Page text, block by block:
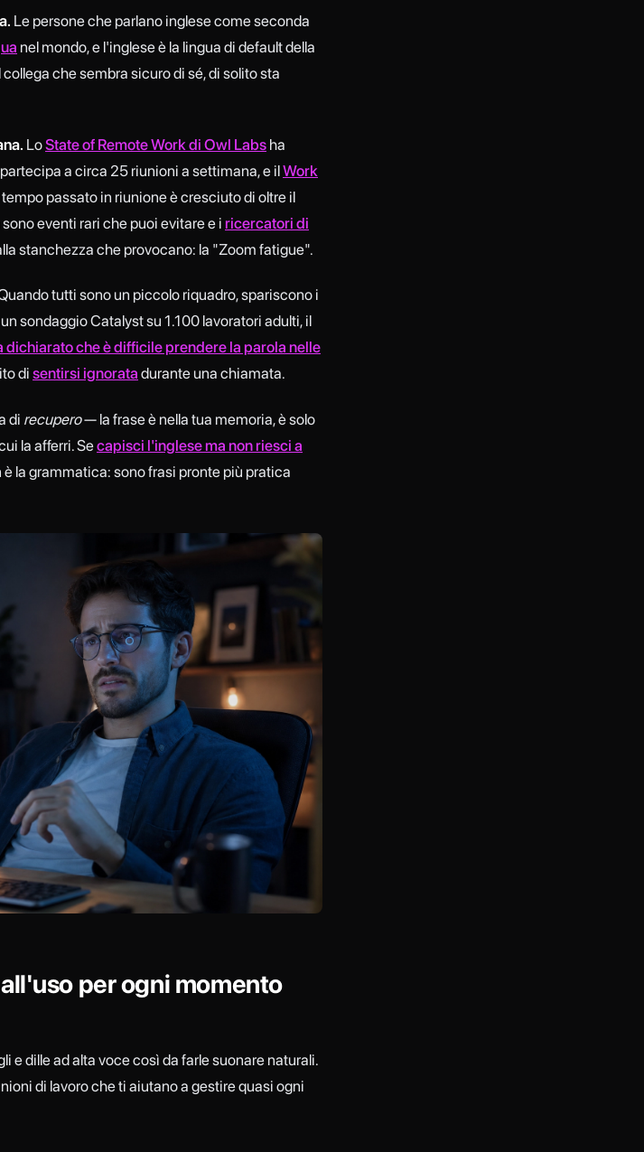
Le persone che parlano inglese come seconda
nel mondo, e l'inglese è la lingua di default della
che sembra sicuro di sé, di solito sta
LoState of Remote Work di Owl Labs ha
a circa 25 riunioni a settimana, e ilWork
passato in riunione è cresciuto di oltre il
eventi rari che puoi evitare e i ricercatori di
stanchezza che provocano: la "Zoom fatigue".
tutti sono un piccolo riquadro, spariscono i
sondaggio Catalyst su 1.100 lavoratori adulti, il
che è difficile prendere la parola nelle
disentirsi ignorata durante una chiamata.
di recupero— la frase è nella tua memoria, è solo
la afferri. Secapisci l'inglese ma non riesci a
la grammatica: sono frasi pronte più pratica
per ogni momento
e dille ad alta voce così da farle suonare naturali.
di lavoro che ti aiutano a gestire quasi ogni